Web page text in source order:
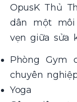
OpusK Thủ
dân một
vẹn giữa sửa
Phòng Gym
chuyên
Yoga